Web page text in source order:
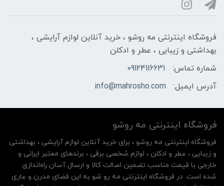
فروشگاه اینترنتی مه‌ رو‌شو ، خرید آنلاین لوازم آرایشی ،
بهداشتی و زیبایی ، عطر و ادکلن
شماره تماس:
09124116631
آدرس ایمیل:
info@mahrosho.com
فروشگاه اینترنتی مه‌ رو‌شو
فروشگاه اینترنتی مه‌ رو‌شو ، برای خرید آنلاین لوازم آرایشی ، بهداشتی
و زیبایی ، عطر و ادکلن ، لوازم شخصی برقی ، برندهای معتبر ایرانی و
خارجی با قیمت مناسب تضمین اصالت کالا و ارسال آسان راه‌اندازی
شده است. در فروشگاه اینترنتی مه رو شو به این فضای مدرن و عاری